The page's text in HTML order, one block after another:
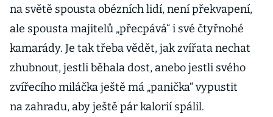
na světě spousta obézních lidí, není překvapení,
ale spousta majitelů „přecpává“ i své čtyřnohé
kamarády. Je tak třeba vědět, jak zvířata nechat
zhubnout, jestli běhala dost, anebo jestli svého
zvířecího miláčka ještě má „panička“ vypustit
na zahradu, aby ještě pár kalorií spálil.